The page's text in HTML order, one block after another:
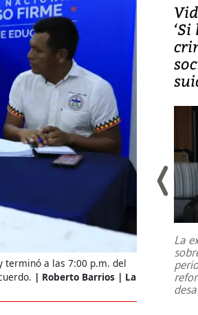
terminó a las 7:00 p.m. del
Roberto Barrios | La
Terremoto
y graves
Kumamoto
terremoto de magnitud
este martes 28 de
prefectura de Kumamoto,
Japón, provocando una
de gran...
La